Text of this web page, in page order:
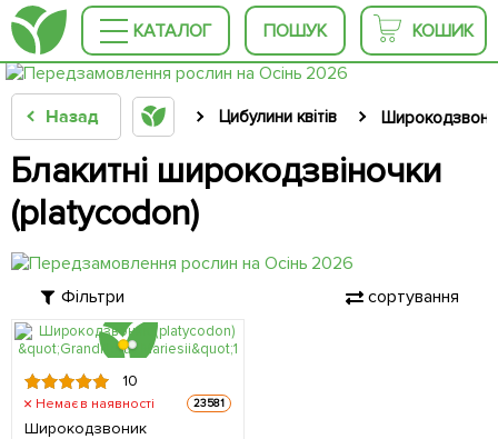
КАТАЛОГ ПОШУК КОШИК
Назад Цибулини квітів
Блакитні широкодзвіночки
(platycodon)
Фільтри сортування
10
Немає в наявності 23581
Широкодзвоник